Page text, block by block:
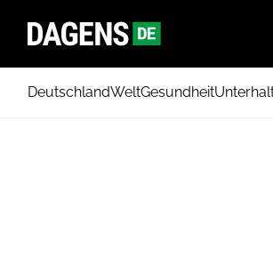
DeutschlandWeltGesundheit